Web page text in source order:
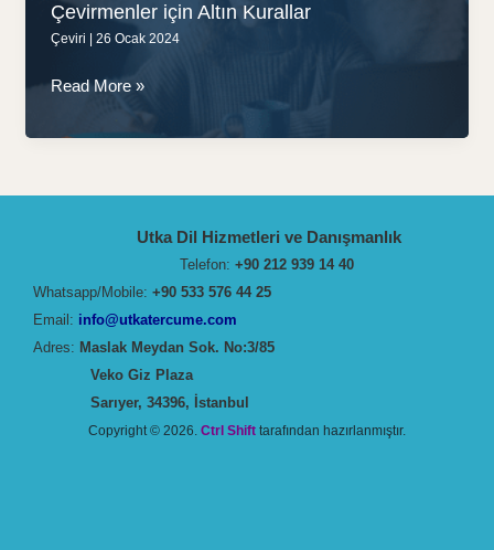
Çevirmenler için Altın Kurallar
Çeviri | 26 Ocak 2024
Zamanınızı
Kullanın:
Read More »
Utka Dil Hizmetleri ve Danışmanlık
Telefon: +90 212 939 14 40
Whatsapp/Mobile: +90 533 576 44 25
Email: info@utkatercume.com
Adres: Maslak Meydan Sok. No:3/85
Veko Giz Plaza
Sarıyer, 34396, İstanbul
Copyright © 2026. Ctrl Shift tarafından hazırlanmıştır.